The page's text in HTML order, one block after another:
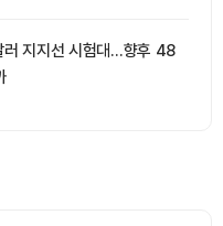
러 지지선 시험대…향후 48